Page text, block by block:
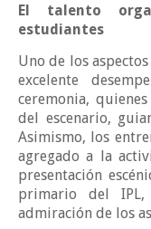
El talento
estudiantes
Uno de los
excelente
ceremonia,
del escenario,
Asimismo, los
agregado a la
presentación
primario del
admiración de los